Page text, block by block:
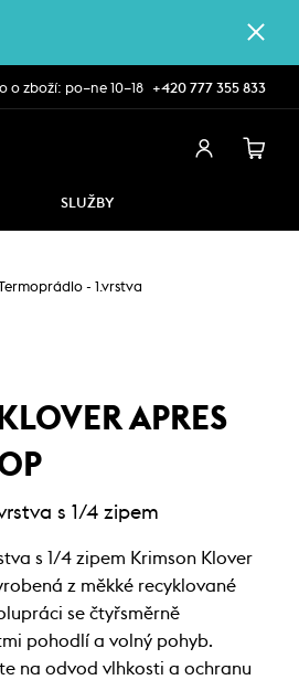
o zboží: po–ne 10–18 +420 777 355 833
SLUŽBY
- 1.vrstva
APRES
s 1/4 zipem
s 1/4 zipem Krimson Klover
z měkké recyklované
se čtyřsměrně
pohodlí a volný pohyb.
na odvod vlhkosti a ochranu